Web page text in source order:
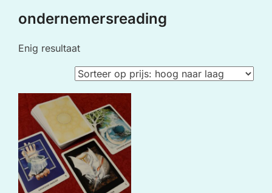
ondernemersreading
Enig resultaat